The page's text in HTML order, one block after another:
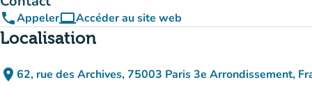
phoneAppelercomputerAccéder au site web
(nouvel onglet)
Localisation
place 62, rue des Archives, 75003 Paris 3e Arrondissement,
(ouvrir dans Google Maps)
(nouvel onglet)